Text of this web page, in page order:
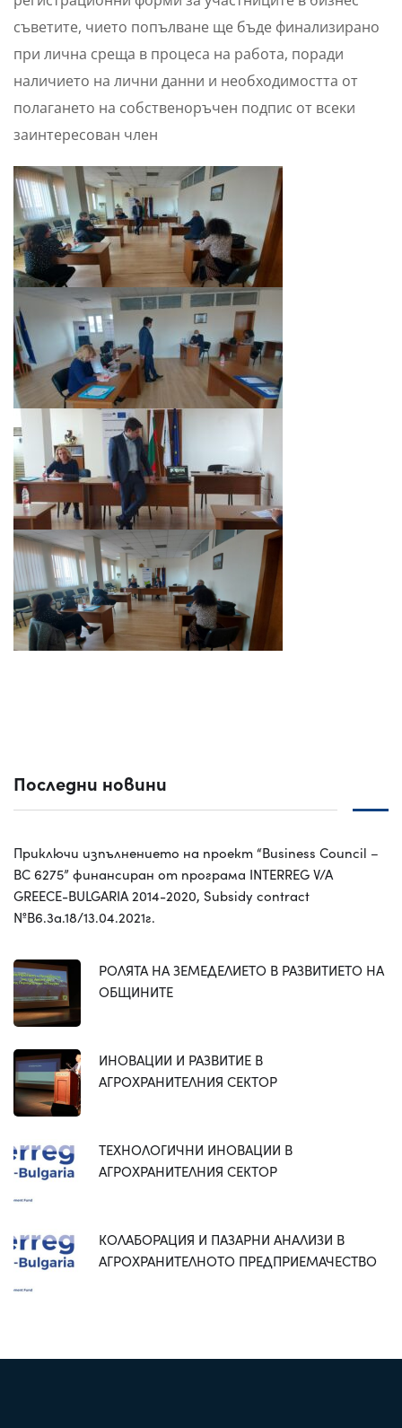
съветите, чието попълване ще бъде финализирано
при лична среща в процеса на работа, поради
наличието на лични данни и необходимостта от
полагането на собственоръчен подпис от всеки
заинтересован член
Последни новини
Приключи изпълнението на проект “Business Council –
BC 6275” финансиран от програма INTERREG V/A
GREECE-BULGARIA 2014-2020, Subsidy contract
№B6.3a.18/13.04.2021г.
РОЛЯТА НА ЗЕМЕДЕЛИЕТО В РАЗВИТИЕТО НА
ОБЩИНИТЕ
ИНОВАЦИИ И РАЗВИТИЕ В
АГРОХРАНИТЕЛНИЯ СЕКТОР
ТЕХНОЛОГИЧНИ ИНОВАЦИИ В
АГРОХРАНИТЕЛНИЯ СЕКТОР
КОЛАБОРАЦИЯ И ПАЗАРНИ АНАЛИЗИ В
АГРОХРАНИТЕЛНОТО ПРЕДПРИЕМАЧЕСТВО